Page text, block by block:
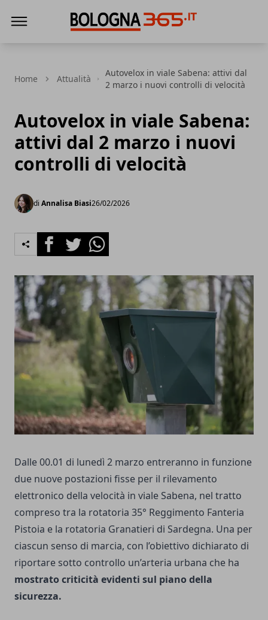
Home Attualità
Autovelox in viale Sabena: attivi dal
2 marzo i nuovi controlli di velocità
Autovelox in viale Sabena:
attivi dal 2 marzo i nuovi
controlli di velocità
di Annalisa Biasi26/02/2026
FacebookTwitterWhatsapp
Dalle 00.01 di lunedì 2 marzo entreranno in funzione
due nuove postazioni fisse per il rilevamento
elettronico della velocità in viale Sabena, nel tratto
compreso tra la rotatoria 35° Reggimento Fanteria
Pistoia e la rotatoria Granatieri di Sardegna. Una per
ciascun senso di marcia, con l’obiettivo dichiarato di
riportare sotto controllo un’arteria urbana che ha
mostrato criticità evidenti sul piano della
sicurezza.